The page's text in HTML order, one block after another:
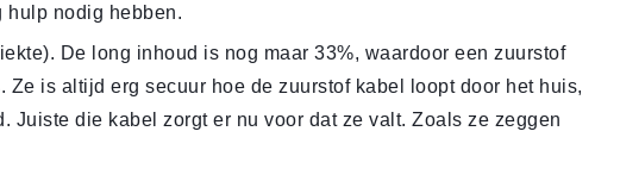
hulp nodig hebben.
De long inhoud is nog maar 33%, waardoor een zuurstof
Ze is altijd erg secuur hoe de zuurstof kabel loopt door het huis,
Juiste die kabel zorgt er nu voor dat ze valt. Zoals ze zeggen